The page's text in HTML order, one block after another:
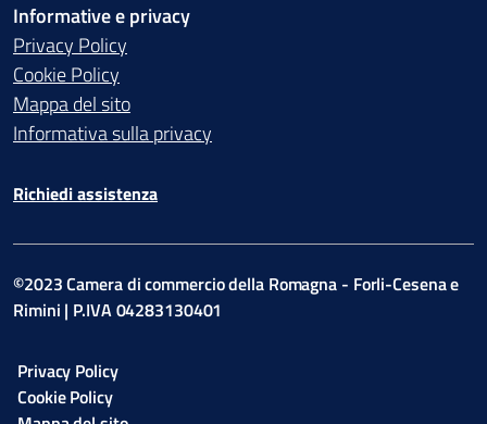
Informative e privacy
Privacy Policy
Cookie Policy
Mappa del sito
Informativa sulla privacy
Richiedi assistenza
©2023 Camera di commercio della Romagna - Forli-Cesena e
Rimini | P.IVA 04283130401
Privacy Policy
Cookie Policy